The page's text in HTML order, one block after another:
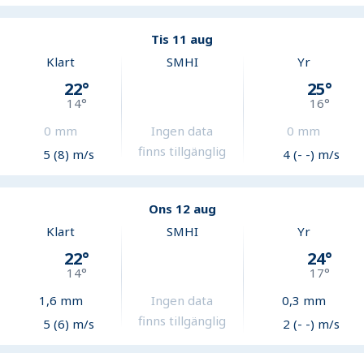
Tis 11 aug
Klart
22°
14°
0 mm
5 (8) m/s
SMHI
Ingen data
finns tillgänglig
Yr
25°
16°
0 mm
4 (- -) m/s
Ons 12 aug
Klart
22°
14°
1,6 mm
5 (6) m/s
SMHI
Ingen data
finns tillgänglig
Yr
24°
17°
0,3 mm
2 (- -) m/s